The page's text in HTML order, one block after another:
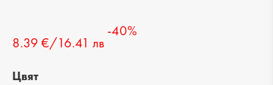
8.39 €/16.41 лв
-40%
Цвят